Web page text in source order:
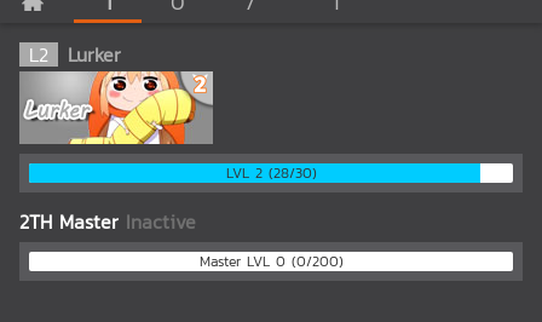
L2 Lurker
LVL 2 (28/30)
2TH Master Inactive
Master LVL 0 (0/200)